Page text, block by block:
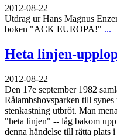
2012-08-22
Utdrag ur Hans Magnus
boken "ACK EUROPA!" ...
Heta linjen-
2012-08-22
Den 17e september 1982
Rålambshovsparken till
stenkastning utbröt. Man
"heta linjen" -- låg bakom
denna händelse till rätta plats